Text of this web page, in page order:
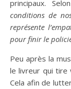
principaux.
conditions de
représente
pour finir le
Peu après la
le livreur qui tire
Cela afin de